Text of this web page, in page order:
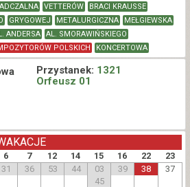
VETTERÓW
BRACI KRAUSSE
GRYGOWEJ METALURGICZNA
MEŁGIEWSKA
ANDERSA
AL. SMORAWIŃSKIEGO
POLSKICH
KONCERTOWA
Przystanek: 1321
Orfeusz 01
6 7 12 14 15 16 22 23
31 36 53 44
03
45
39 38 37